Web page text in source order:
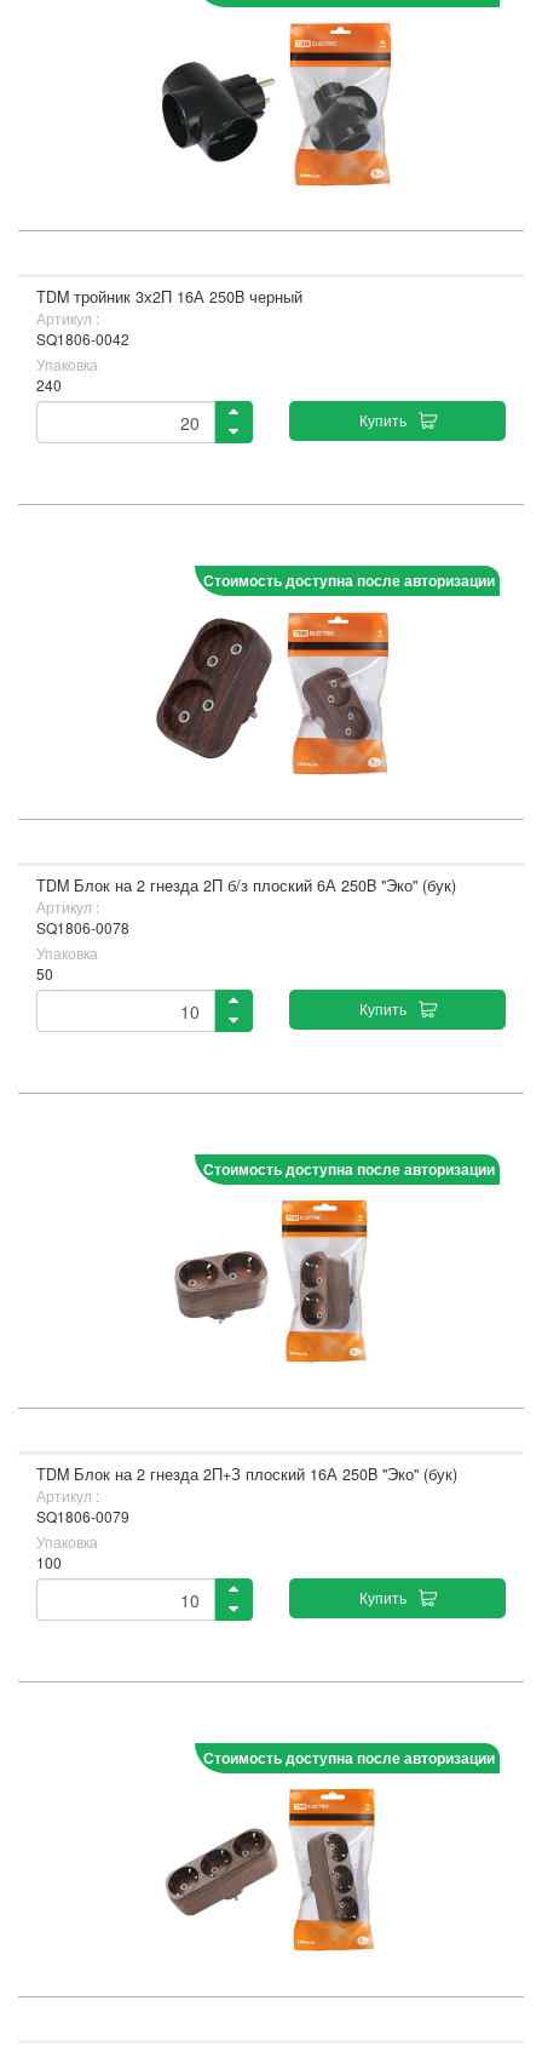
TDM тройник 3х2П 16А 250B черный
Артикул :
SQ1806-0042
Упаковка
240
Купить
Стоимость доступна после авторизации
TDM Блок на 2 гнезда 2П б/з плоский 6А 250B "Эко" (бук)
Артикул :
SQ1806-0078
Упаковка
50
Купить
Стоимость доступна после авторизации
TDM Блок на 2 гнезда 2П+З плоский 16А 250B "Эко" (бук)
Артикул :
SQ1806-0079
Упаковка
100
Купить
Стоимость доступна после авторизации